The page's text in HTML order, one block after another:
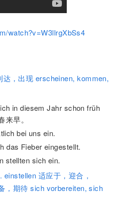
watch?v=W3llrgXbSs4
，出现 erscheinen, kommen,
in diesem Jahr schon früh
早。
bei uns ein.
das Fieber eingestellt.
stellten sich ein.
适应于，迎合，
，期待 sich vorbereiten, sich